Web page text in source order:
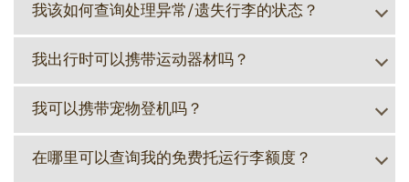
我该如何查询处理异常/遗失行李的状态？
我出行时可以携带运动器材吗？
我可以携带宠物登机吗？
在哪里可以查询我的免费托运行李额度？